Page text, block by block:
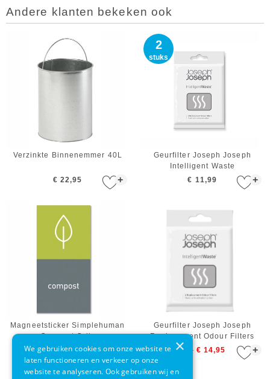
Andere klanten bekeken ook
+
Verzinkte Binnenemmer 40L
€ 22,95 +
2
stuks
Geurfilter Joseph Joseph
Intelligent Waste
€ 11,99
+
Magneetsticker Simplehuman
Compost Grijs
€ 9,99 € 4,95 +
Geurfilter Joseph Joseph
Replacement Odour Filters
€ 16,99 € 14,95
×
We gebruiken cookies om onze website te
laten functioneren en verkeer op onze
website te analyseren. Ook gebruiken wij en